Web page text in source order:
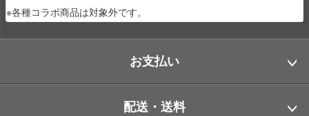
※各種コラボ商品は対象外です。
お支払い
配送・送料